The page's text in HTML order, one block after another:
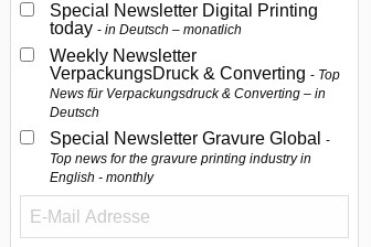
Special Newsletter Digital Printing
today in Deutsch – monatlich
Weekly Newsletter
VerpackungsDruck & Converting Top
News für Verpackungsdruck & Converting – in
Deutsch
Special Newsletter Gravure Global
Top news for the gravure printing industry in
English - monthly